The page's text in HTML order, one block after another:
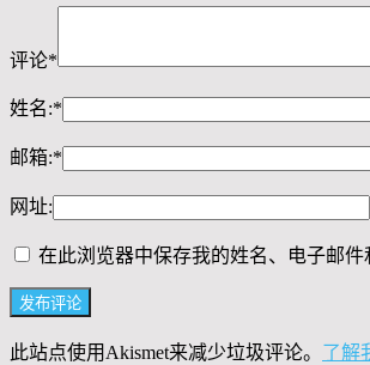
评论*
姓名:*
邮箱:*
网址:
在此浏览器中保存我的姓名、电子邮件
此站点使用Akismet来减少垃圾评论。 了解